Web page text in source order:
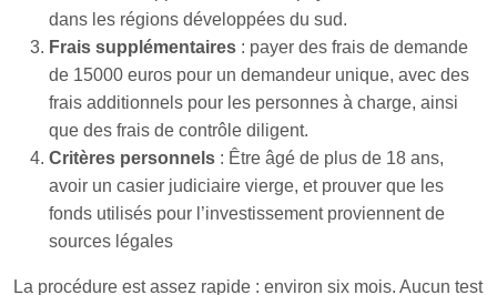
dans les régions développées du sud.
Frais supplémentaires : payer des frais de demande
de 15000 euros pour un demandeur unique, avec des
frais additionnels pour les personnes à charge, ainsi
que des frais de contrôle diligent.
Critères personnels : Être âgé de plus de 18 ans,
avoir un casier judiciaire vierge, et prouver que les
fonds utilisés pour l’investissement proviennent de
sources légales
La procédure est assez rapide : environ six mois. Aucun test